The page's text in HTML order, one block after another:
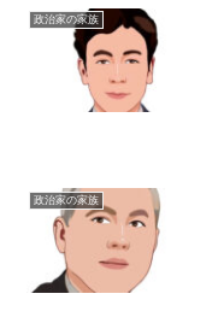
政治家の家族
政治家の家族